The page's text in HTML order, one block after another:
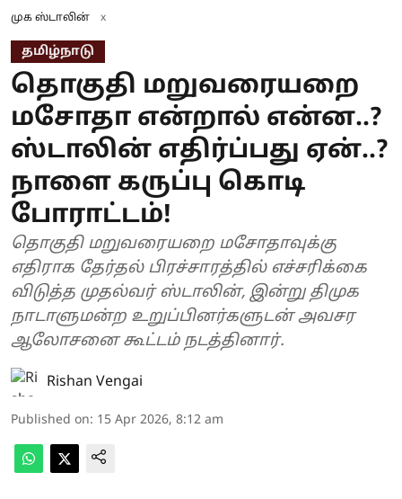
முக ஸ்டாலின் x
தமிழ்நாடு
தொகுதி மறுவரையறை
மசோதா என்றால் என்ன..?
ஸ்டாலின் எதிர்ப்பது ஏன்..?
நாளை கருப்பு கொடி
போராட்டம்!
தொகுதி மறுவரையறை மசோதாவுக்கு
எதிராக தேர்தல் பிரச்சாரத்தில் எச்சரிக்கை
விடுத்த முதல்வர் ஸ்டாலின், இன்று திமுக
நாடாளுமன்ற உறுப்பினர்களுடன் அவசர
ஆலோசனை கூட்டம் நடத்தினார்.
Rishan Vengai
Published on: 15 Apr 2026, 8:12 am